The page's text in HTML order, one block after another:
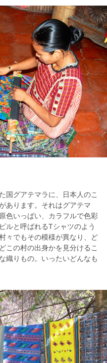
国グアテマラに、日本人のこ
あります。それはグアテマ
色いっぱい、カラフルで色彩
ルと呼ばれるTシャツのよう
々でもその模様が異なり、ど
この村の出身かを見分けるこ
織りもの。いったいどんなも